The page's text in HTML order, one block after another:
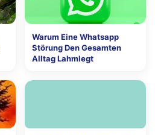
Warum Eine Whatsapp
Störung Den Gesamten
Alltag Lahmlegt